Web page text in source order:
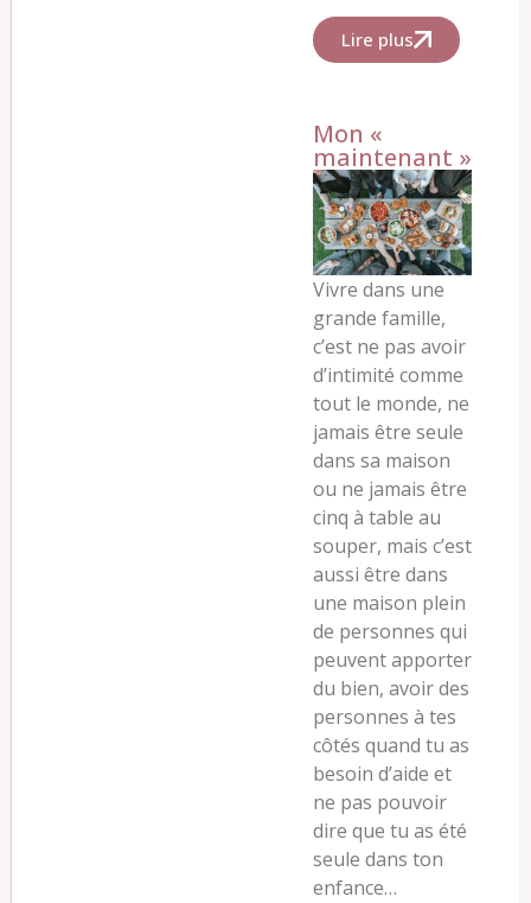
Lire plus
Mon «
maintenant »
Vivre dans une
grande famille,
c’est ne pas avoir
d’intimité comme
tout le monde, ne
jamais être seule
dans sa maison
ou ne jamais être
cinq à table au
souper, mais c’est
aussi être dans
une maison plein
de personnes qui
peuvent apporter
du bien, avoir des
personnes à tes
côtés quand tu as
besoin d’aide et
ne pas pouvoir
dire que tu as été
seule dans ton
enfance…